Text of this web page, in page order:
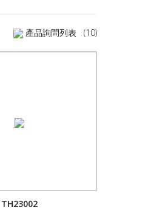
產品詢問列表 (10)
TH23002